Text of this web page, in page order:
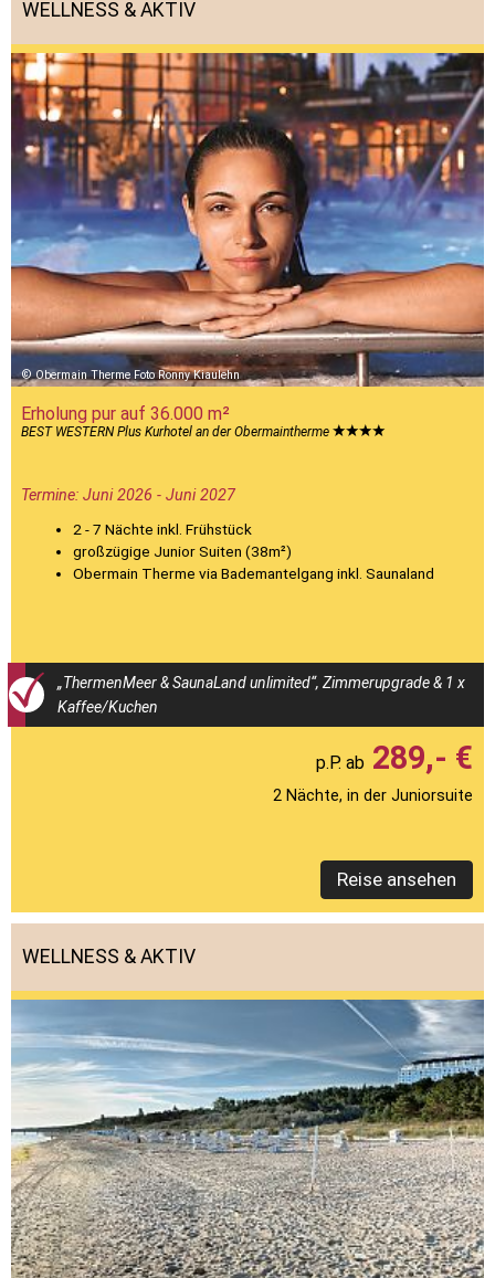
WELLNESS & AKTIV
Obermain Therme Foto Ronny Kiaulehn
Erholung pur auf 36.000 m²
BEST WESTERN Plus Kurhotel an der Obermaintherme
Termine: Juni 2026 - Juni 2027
2 - 7 Nächte inkl. Frühstück
großzügige Junior Suiten (38m²)
Obermain Therme via Bademantelgang inkl. Saunaland
„ThermenMeer & SaunaLand unlimited“, Zimmerupgrade & 1 x
Kaffee/Kuchen
289,- €
2 Nächte, in der Juniorsuite
Reise ansehen
WELLNESS & AKTIV